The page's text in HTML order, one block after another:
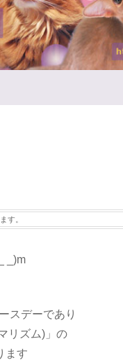
す。
_)m
スデーであり
リズム)」の
ます